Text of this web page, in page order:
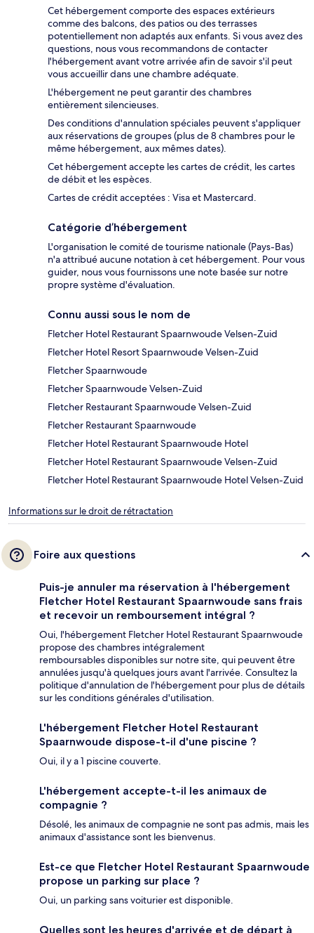
Cet hébergement comporte des espaces extérieurs
comme des balcons, des patios ou des terrasses
potentiellement non adaptés aux enfants. Si vous avez des
questions, nous vous recommandons de contacter
l'hébergement avant votre arrivée afin de savoir s'il peut
vous accueillir dans une chambre adéquate.
L'hébergement ne peut garantir des chambres
entièrement silencieuses.
Des conditions d'annulation spéciales peuvent s'appliquer
aux réservations de groupes (plus de 8 chambres pour le
même hébergement, aux mêmes dates).
Cet hébergement accepte les cartes de crédit, les cartes
de débit et les espèces.
Cartes de crédit acceptées : Visa et Mastercard.
Catégorie d’hébergement
L'organisation le comité de tourisme nationale (Pays-Bas)
n'a attribué aucune notation à cet hébergement. Pour vous
guider, nous vous fournissons une note basée sur notre
propre système d'évaluation.
Connu aussi sous le nom de
Fletcher Hotel Restaurant Spaarnwoude Velsen-Zuid
Fletcher Hotel Resort Spaarnwoude Velsen-Zuid
Fletcher Spaarnwoude
Fletcher Spaarnwoude Velsen-Zuid
Fletcher Restaurant Spaarnwoude Velsen-Zuid
Fletcher Restaurant Spaarnwoude
Fletcher Hotel Restaurant Spaarnwoude Hotel
Fletcher Hotel Restaurant Spaarnwoude Velsen-Zuid
Fletcher Hotel Restaurant Spaarnwoude Hotel Velsen-Zuid
Informations sur le droit de rétractation
Foire aux questions
Puis-je annuler ma réservation à l'hébergement
Fletcher Hotel Restaurant Spaarnwoude sans frais
et recevoir un remboursement intégral ?
Oui, l'hébergement Fletcher Hotel Restaurant Spaarnwoude
propose des chambres intégralement
remboursables disponibles sur notre site, qui peuvent être
annulées jusqu'à quelques jours avant l'arrivée. Consultez la
politique d'annulation de l'hébergement pour plus de détails
sur les conditions générales d'utilisation.
L'hébergement Fletcher Hotel Restaurant
Spaarnwoude dispose-t-il d'une piscine ?
Oui, il y a 1 piscine couverte.
L'hébergement accepte-t-il les animaux de
compagnie ?
Désolé, les animaux de compagnie ne sont pas admis, mais les
animaux d'assistance sont les bienvenus.
Est-ce que Fletcher Hotel Restaurant Spaarnwoude
propose un parking sur place ?
Oui, un parking sans voiturier est disponible.
Quelles sont les heures d'arrivée et de départ à